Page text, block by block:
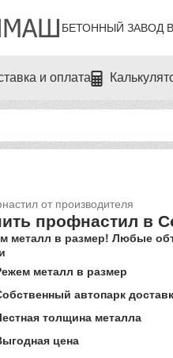
БЕТОННЫЙ ЗАВОД
и оплата
от производителя
профнастил в
металл в размер! Любые
металл в размер
автопарк
толщина металла
цена